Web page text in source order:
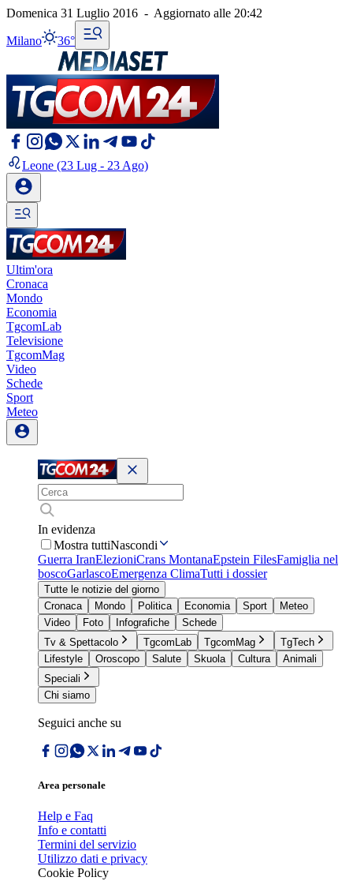
Domenica 31 Luglio 2016 - Aggiornato alle 20:42
Milano 36°
Leone (23 Lug - 23 Ago)
Ultim'ora
Cronaca
Mondo
Economia
TgcomLab
Televisione
TgcomMag
Video
Schede
Sport
Meteo
In evidenza
Mostra tuttiNascondi
Guerra IranElezioniCrans MontanaEpstein FilesFamiglia nel
boscoGarlascoEmergenza ClimaTutti i dossier
Tutte le notizie del giorno
Cronaca
Mondo Politica Economia Sport
Meteo
Video
Foto Infografiche
Schede
Tv & Spettacolo
TgcomLab TgcomMag
TgTech
Lifestyle
Oroscopo Salute Skuola Cultura
Animali
Speciali
Chi siamo
Seguici anche su
Area personale
Help e Faq
Info e contatti
Termini del servizio
Utilizzo dati e privacy
Cookie Policy